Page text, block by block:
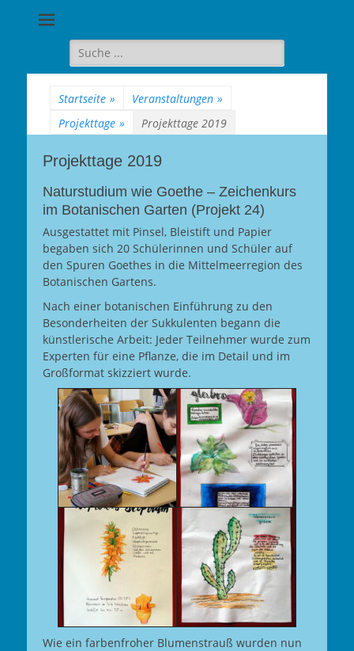
Berlin-
Wilmersdorf
Suche
für:
Startseite » Veranstaltungen »
Projekttage » Projekttage 2019
Projekttage 2019
Naturstudium wie Goethe – Zeichenkurs
im Botanischen Garten (Projekt 24)
Ausgestattet mit Pinsel, Bleistift und Papier
begaben sich 20 Schülerinnen und Schüler auf
den Spuren Goethes in die Mittelmeerregion des
Botanischen Gartens.
Nach einer botanischen Einführung zu den
Besonderheiten der Sukkulenten begann die
künstlerische Arbeit: Jeder Teilnehmer wurde zum
Experten für eine Pflanze, die im Detail und im
Großformat skizziert wurde.
Wie ein farbenfroher Blumenstrauß wurden nun